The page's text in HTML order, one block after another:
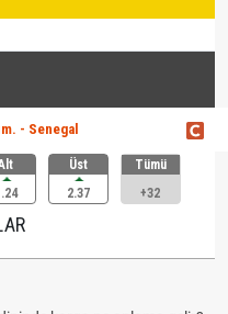
- Senegal
Üst
2.37
Tümü
+32